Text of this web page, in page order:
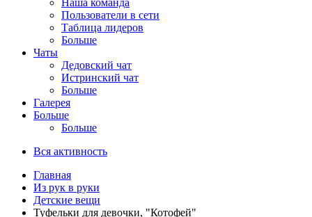
Пользователи в сети
Таблица лидеров
Больше
Чаты
Дедовский чат
Истринский чат
Больше
Галерея
Больше
Больше
Вся активность
Главная
Из рук в руки
Детские вещи
Туфельки для девочки, "Котофей"